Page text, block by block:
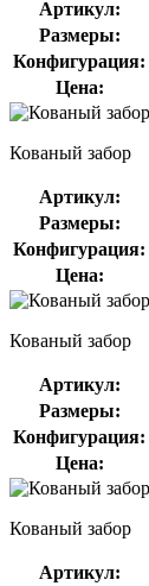
Артикул:
Размеры:
Конфигурация:
Цена:
Кованый забор
Артикул:
Размеры:
Конфигурация:
Цена:
Кованый забор
Артикул:
Размеры:
Конфигурация:
Цена:
Кованый забор
Артикул: